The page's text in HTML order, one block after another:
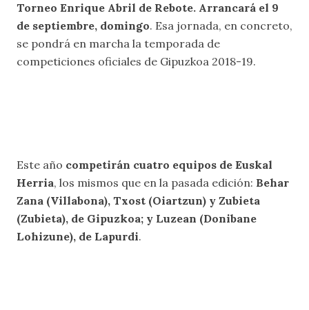
Torneo Enrique Abril de Rebote. Arrancará el 9
de septiembre, domingo. Esa jornada, en concreto,
se pondrá en marcha la temporada de
competiciones oficiales de Gipuzkoa 2018-19.
Este año competirán cuatro equipos de Euskal
Herria, los mismos que en la pasada edición: Behar
Zana (Villabona), Txost (Oiartzun) y Zubieta
(Zubieta), de Gipuzkoa; y Luzean (Donibane
Lohizune), de Lapurdi.